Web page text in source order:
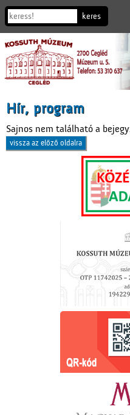
Hír, program
Sajnos nem található a
vissza az előző oldalra